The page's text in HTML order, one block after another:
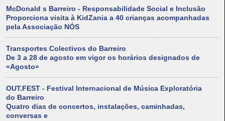
McDonald s Barreiro - Responsabilidade Social e Inclusão
Proporciona visita à KidZania a 40 crianças acompanhadas
pela Associação NÓS
Transportes Colectivos do Barreiro
De 3 a 28 de agosto em vigor os horários designados de
«Agosto»
OUT.FEST - Festival Internacional de Música Exploratória
do Barreiro
Quatro dias de concertos, instalações, caminhadas,
conversas e